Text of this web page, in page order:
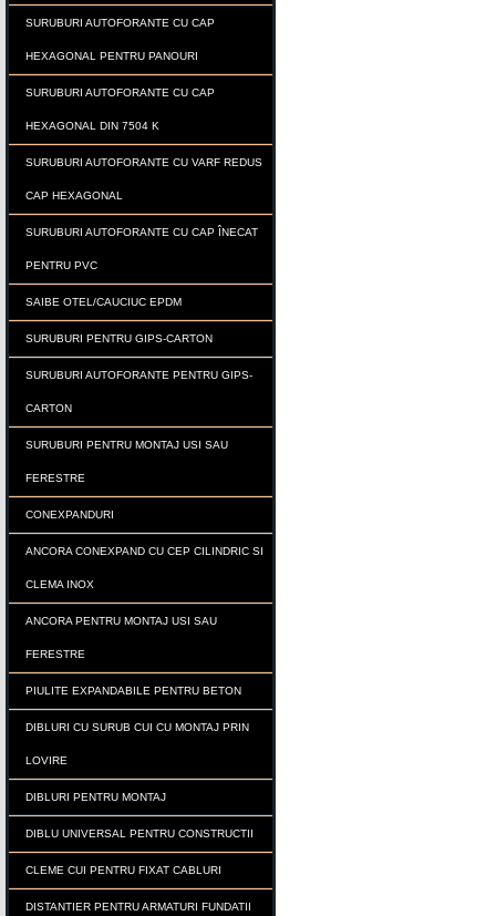
SURUBURI AUTOFORANTE CU CAP
HEXAGONAL PENTRU PANOURI
SURUBURI AUTOFORANTE CU CAP
HEXAGONAL DIN 7504 K
SURUBURI AUTOFORANTE CU VARF REDUS
CAP HEXAGONAL
SURUBURI AUTOFORANTE CU CAP ÎNECAT
PENTRU PVC
SAIBE OTEL/CAUCIUC EPDM
SURUBURI PENTRU GIPS-CARTON
SURUBURI AUTOFORANTE PENTRU GIPS-
CARTON
SURUBURI PENTRU MONTAJ USI SAU
FERESTRE
CONEXPANDURI
ANCORA CONEXPAND CU CEP CILINDRIC SI
CLEMA INOX
ANCORA PENTRU MONTAJ USI SAU
FERESTRE
PIULITE EXPANDABILE PENTRU BETON
DIBLURI CU SURUB CUI CU MONTAJ PRIN
LOVIRE
DIBLURI PENTRU MONTAJ
DIBLU UNIVERSAL PENTRU CONSTRUCTII
CLEME CUI PENTRU FIXAT CABLURI
DISTANTIER PENTRU ARMATURI FUNDATII